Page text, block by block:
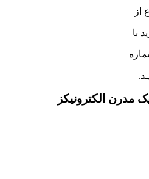
از
با
مدرن الکترونیکز